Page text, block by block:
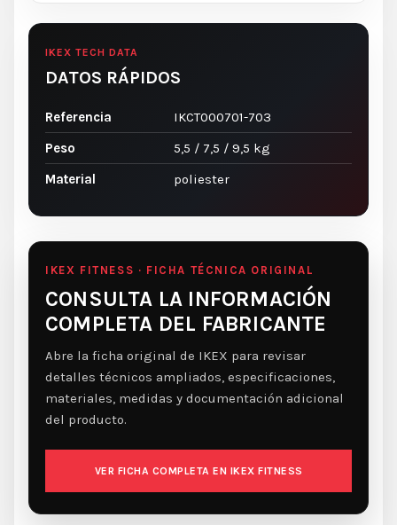
IKEX TECH DATA
DATOS RÁPIDOS
Referencia
IKCT000701-703
Peso
5,5 / 7,5 / 9,5 kg
Material
poliester
IKEX FITNESS · FICHA TÉCNICA ORIGINAL
CONSULTA LA INFORMACIÓN
COMPLETA DEL FABRICANTE
Abre la ficha original de IKEX para revisar
detalles técnicos ampliados, especificaciones,
materiales, medidas y documentación adicional
del producto.
VER FICHA COMPLETA EN IKEX FITNESS